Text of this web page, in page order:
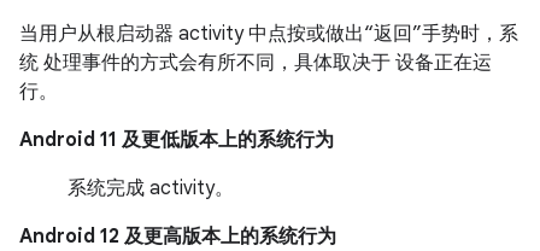
当用户从根启动器 activity 中点按或做出“返回”手势时，系
统 处理事件的方式会有所不同，具体取决于 设备正在运
行。
Android 11 及更低版本上的系统行为
系统完成 activity。
Android 12 及更高版本上的系统行为